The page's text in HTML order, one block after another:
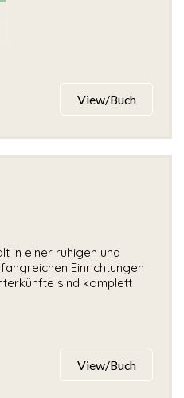
View/Buch
in einer ruhigen und
Einrichtungen
sind komplett
View/Buch